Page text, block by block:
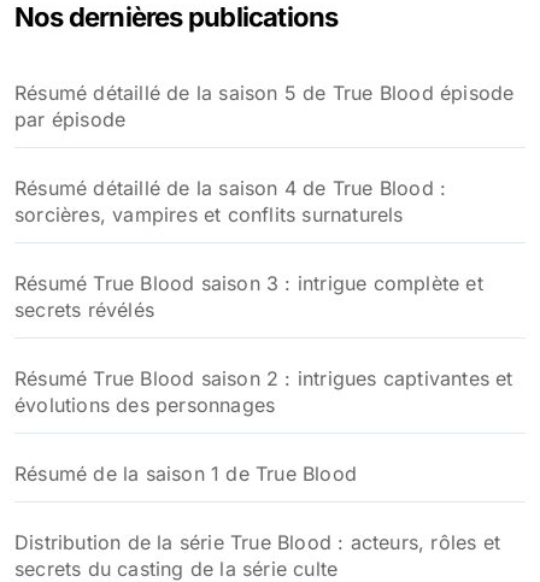
Nos dernières publications
Résumé détaillé de la saison 5 de True Blood épisode
par épisode
Résumé détaillé de la saison 4 de True Blood :
sorcières, vampires et conflits surnaturels
Résumé True Blood saison 3 : intrigue complète et
secrets révélés
Résumé True Blood saison 2 : intrigues captivantes et
évolutions des personnages
Résumé de la saison 1 de True Blood
Distribution de la série True Blood : acteurs, rôles et
secrets du casting de la série culte